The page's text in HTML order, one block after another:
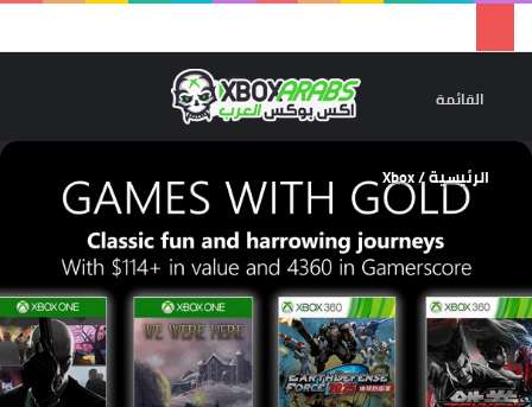
القائمة
الرئيسية/
Xbox